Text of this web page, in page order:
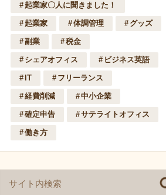
起業家〇人に聞きました！
起業家 体調管理 グッズ
副業 税金
シェアオフィス ビジネス英語
IT フリーランス
経費削減 中小企業
確定申告 サテライトオフィス
働き方